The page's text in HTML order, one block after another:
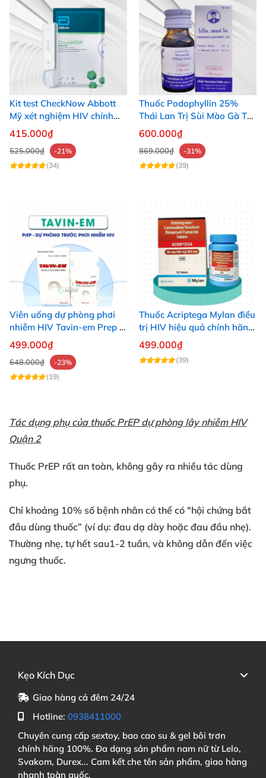
Kit test CheckNow Abbott
Mỹ xét nghiệm HIV chính
xác tại nhà
415.000₫
525.000₫
-21%
(34)
Thuốc Podophyllin 25%
Thái Lan Trị Sùi Mào Gà Tại
Nhà Nhanh Hiệu Quả
600.000₫
869.000₫
-31%
(39)
Viên uống dự phòng phơi
nhiễm HIV Tavin-em Prep lọ
30 viên an toàn
499.000₫
648.000₫
-23%
(19)
Thuốc Acriptega Mylan điều
trị HIV hiệu quả chính hãng
30v
499.000₫
(39)
Tác dụng phụ của thuốc PrEP dự phòng lây nhiễm HIV
Quận 2
Thuốc PrEP rất an toàn, không gây ra nhiều tác dùng
phụ.
Chỉ khoảng 10% số bệnh nhân có thể có "hội chứng bắt
đầu dùng thuốc” (ví dụ: đau dạ dày hoặc đau đầu nhẹ).
Thường nhẹ, tự hết sau1-2 tuần, và không dẫn đến việc
ngưng thuốc.
Kẹo Kích Dục
Giao hàng cả đêm 24/24
Hotline: 0938411000
Chuyên cung cấp sextoy, bao cao su & gel bôi trơn
chính hãng 100%. Đa dạng sản phẩm nam nữ từ Lelo,
Svakom, Durex... Cam kết che tên sản phẩm, giao hàng
nhanh toàn quốc.